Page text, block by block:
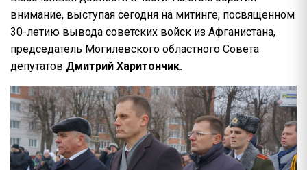
внимание, выступая сегодня на митинге, посвященном
30-летию вывода советских войск из Афганистана,
председатель Могилевского областного Совета
депутатов Дмитрий Харитончик.